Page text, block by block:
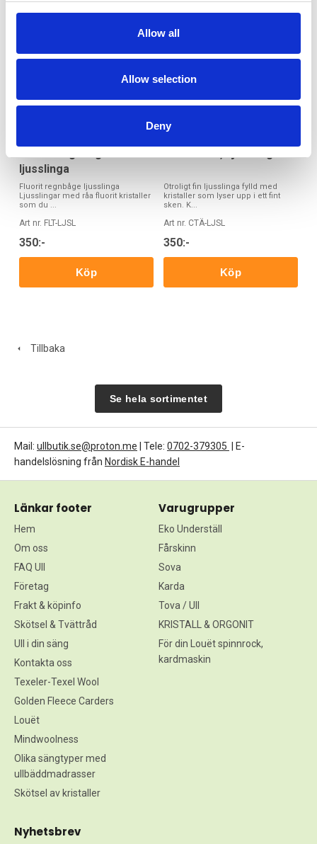
Allow all
Allow selection
Deny
ljusslinga
Fluorit regnbåge ljusslinga
Ljusslingar med råa fluorit kristaller
som du ...
Art nr. FLT-LJSL
350:-
Köp
Otroligt fin ljusslinga fylld med
kristaller som lyser upp i ett fint
sken. K...
Art nr. CTÄ-LJSL
350:-
Köp
Tillbaka
Se hela sortimentet
Mail: ullbutik.se@proton.me | Tele: 0702-379305
| E-
handelslösning från Nordisk E-handel
Länkar footer
Hem
Om oss
FAQ Ull
Företag
Frakt & köpinfo
Skötsel & Tvättråd
Ull i din säng
Kontakta oss
Texeler-Texel Wool
Golden Fleece Carders
Louët
Mindwoolness
Olika sängtyper med
ullbäddmadrasser
Skötsel av kristaller
Varugrupper
Eko Underställ
Fårskinn
Sova
Karda
Tova / Ull
KRISTALL & ORGONIT
För din Louët spinnrock,
kardmaskin
Nyhetsbrev